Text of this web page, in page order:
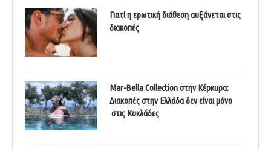
Γιατί η ερωτική διάθεση αυξάνεται στις
διακοπές
Mar-Bella Collection στην Κέρκυρα:
Διακοπές στην Ελλάδα δεν είναι μόνο
στις Κυκλάδες